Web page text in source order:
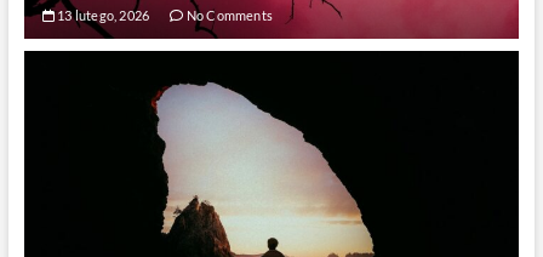
13 lutego, 2026 No Comments